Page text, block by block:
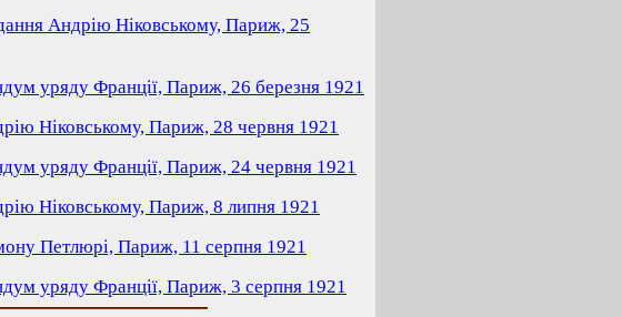
Андрію Ніковському, Париж, 25
уряду Франції, Париж, 26 березня 1921
Ніковському, Париж, 28 червня 1921
уряду Франції, Париж, 24 червня 1921
Ніковському, Париж, 8 липня 1921
Петлюрі, Париж, 11 серпня 1921
уряду Франції, Париж, 3 серпня 1921